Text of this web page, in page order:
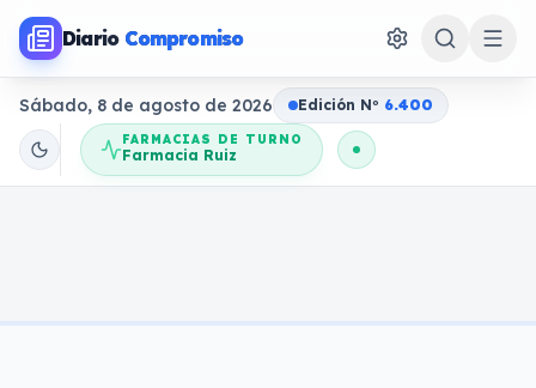
Diario Compromiso
Sábado, 8 de agosto de 2026 Edición No 6.400
FARMACIAS DE TURNO
Farmacia Ruiz